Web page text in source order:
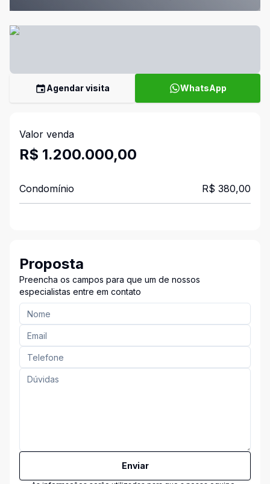
Agendar visita WhatsApp
Valor venda
R$ 1.200.000,00
Condomínio R$ 380,00
Proposta
Preencha os campos para que um de nossos
especialistas entre em contato
Enviar